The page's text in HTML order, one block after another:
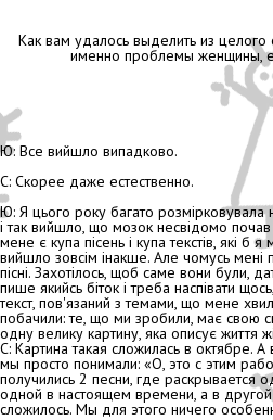
Как вам удалось выделить из
именно проблемы женщины,
Ю: Все вийшло випадково.
С: Скорее даже естественно.
Ю: Я цього року багато розмірковувала
і так вийшло, що мозок несвідомо почав
мене є купа пісень і купа текстів, які б
вийшло зовсім інакше. Але чомусь
пісні. Захотілось, щоб саме вони були,
пише якийсь біток і треба наспівати
текст, пов'язаний з темами, що мене
побачили: те, що ми зробили, має свою
одну велику картину, яка описує життя
С: Картина такая сложилась в октябре.
мы просто понимали: «О, это с этим
получились 2 песни, где раскрывается
одной в настоящем времени, а в
сложилось. Мы для этого ничего